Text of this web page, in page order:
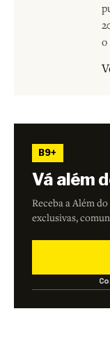
o
B9+
Vá além
Receba a Além
exclusivas,